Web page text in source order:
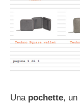
Una pochette, un